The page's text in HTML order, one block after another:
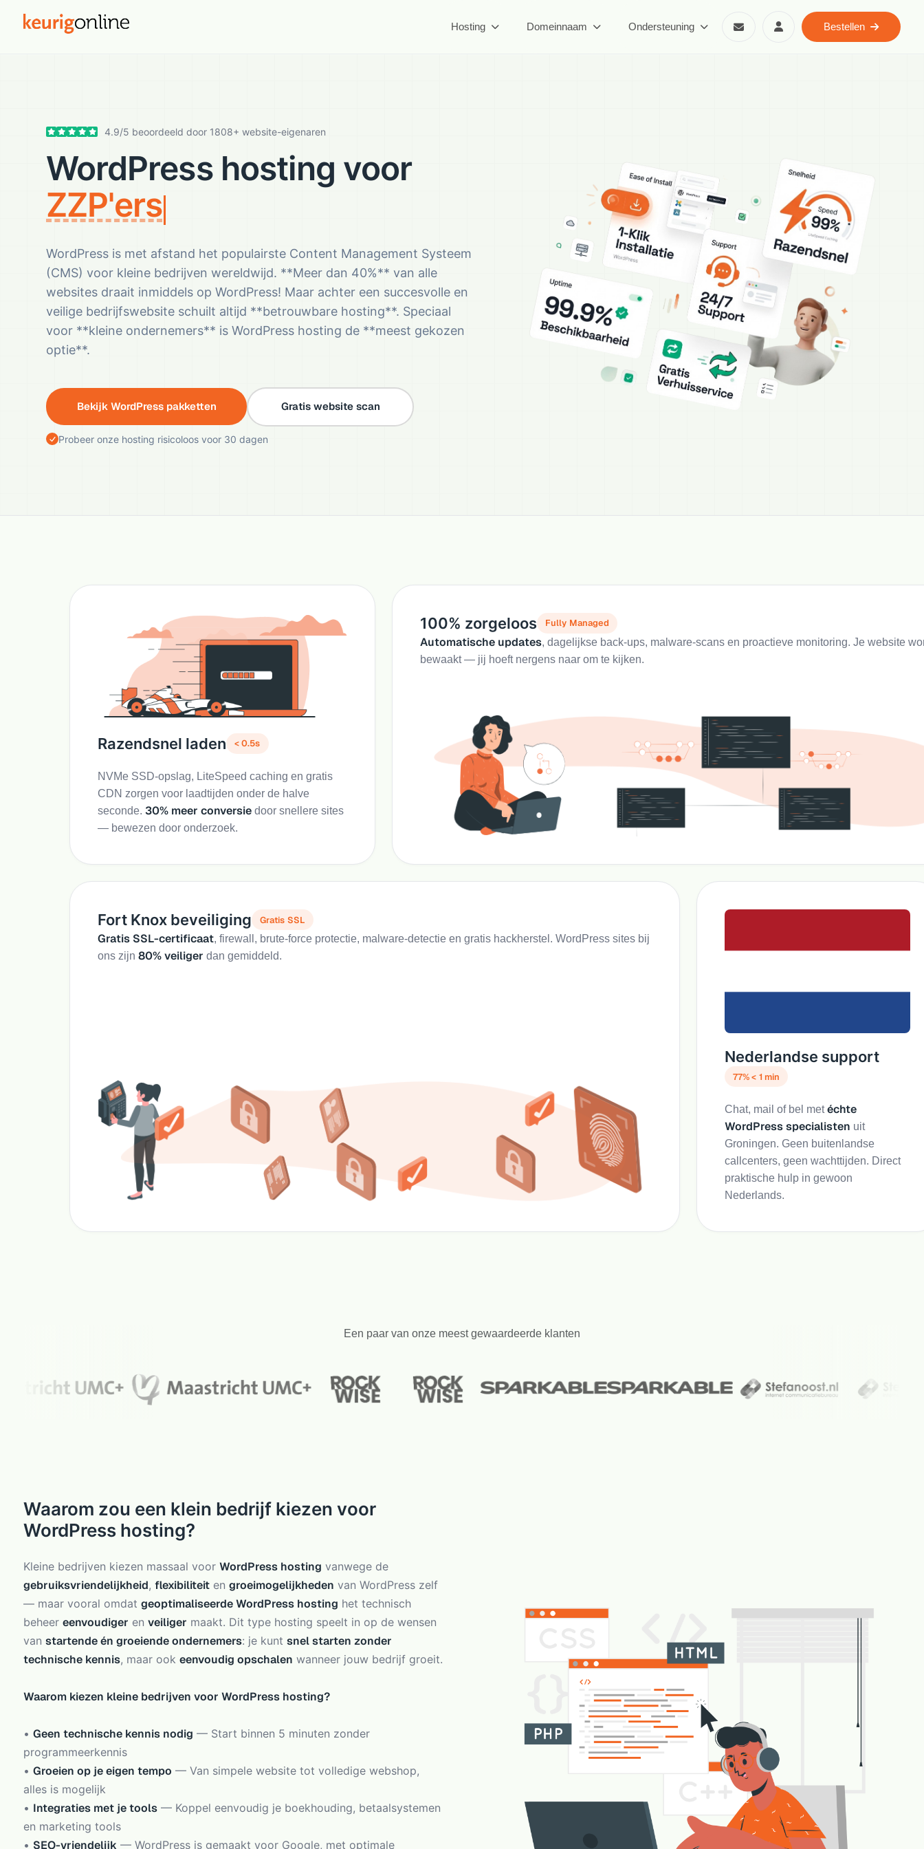
Hosting Domeinnaam Ondersteuning Bestellen
4.9/5 beoordeeld door 1808+ website-eigenaren
WordPress hosting voor
ZZP'ers
WordPress is met afstand het populairste Content Management Systeem
(CMS) voor kleine bedrijven wereldwijd. **Meer dan 40%** van alle
websites draait inmiddels op WordPress! Maar achter een succesvolle en
veilige bedrijfswebsite schuilt altijd **betrouwbare hosting**. Speciaal
voor **kleine ondernemers** is WordPress hosting de **meest gekozen
optie**.
Bekijk WordPress pakketten Gratis website scan
Probeer onze hosting risicoloos voor 30 dagen
Razendsnel laden < 0.5s
NVMe SSD-opslag, LiteSpeed caching en gratis
CDN zorgen voor laadtijden onder de halve
seconde. 30% meer conversiedoor snellere sites
— bewezen door onderzoek.
100% zorgeloos Fully Managed
Automatische updates, dagelijkse back-ups, malware-scans en proactieve monitoring. Je website
bewaakt — jij hoeft nergens naar om te kijken.
Fort Knox beveiliging Gratis SSL
Gratis SSL-certificaat, firewall, brute-force protectie, malware-detectie en gratis hackherstel. WordPress sites bij
ons zijn 80% veiliger dan gemiddeld.
Nederlandse support
77% < 1 min
Chat, mail of bel metéchte
WordPress specialisten uit
Groningen. Geen buitenlandse
callcenters, geen wachttijden. Direct
praktische hulp in gewoon
Nederlands.
Een paar van onze meest gewaardeerde klanten
Waarom zou een klein bedrijf kiezen voor
WordPress hosting?
Kleine bedrijven kiezen massaal voor WordPress hosting vanwege de
gebruiksvriendelijkheid, flexibiliteiten groeimogelijkheden van WordPress zelf
— maar vooral omdat geoptimaliseerde WordPress hosting het technisch
beheer eenvoudiger en veiliger maakt. Dit type hosting speelt in op de wensen
van startende én groeiende ondernemers: je kunt snel starten zonder
technische kennis, maar ook eenvoudig opschalen wanneer jouw bedrijf groeit.
Waarom kiezen kleine bedrijven voor WordPress hosting?
• Geen technische kennis nodig — Start binnen 5 minuten zonder
programmeerkennis
• Groeien op je eigen tempo — Van simpele website tot volledige webshop,
alles is mogelijk
• Integraties met je tools— Koppel eenvoudig je boekhouding, betaalsystemen
en marketing tools
• SEO-vriendelijk — WordPress is gemaakt voor Google, met optimale